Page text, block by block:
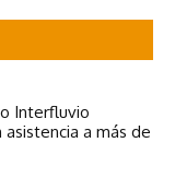
Interfluvio
asistencia a más de